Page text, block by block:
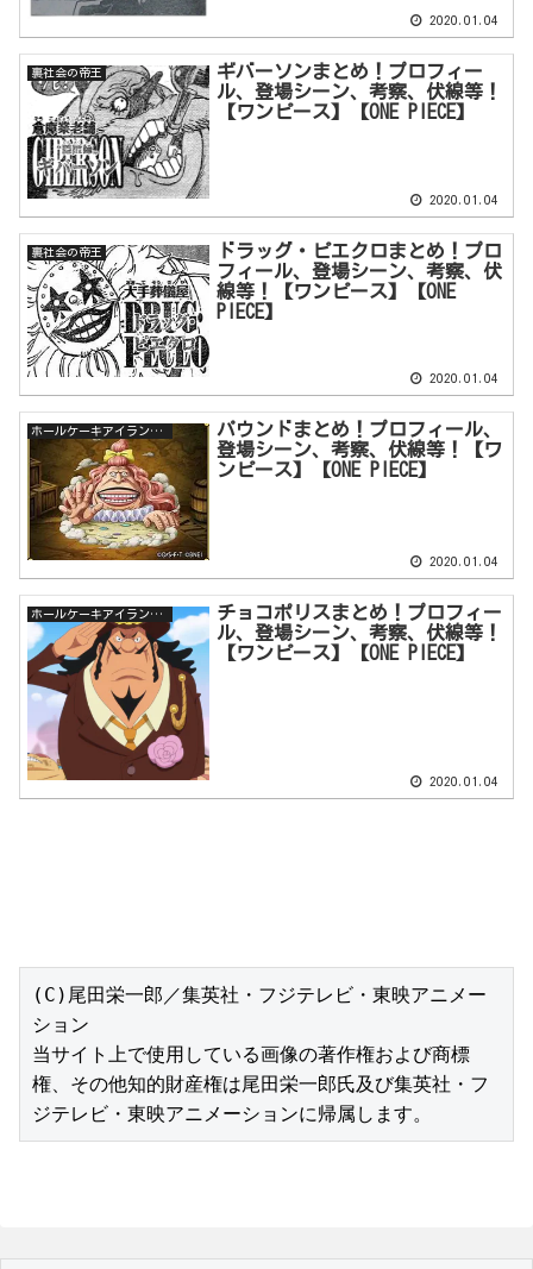
2020.01.04
裏社会の帝王
ギバーソンまとめ！プロフィー
ル、登場シーン、考察、伏線等！
【ワンピース】【ONE PIECE】
2020.01.04
裏社会の帝王
ドラッグ・ピエクロまとめ！プロ
フィール、登場シーン、考察、伏
線等！【ワンピース】【ONE
PIECE】
2020.01.04
ホールケーキアイランド編
パウンドまとめ！プロフィール、
登場シーン、考察、伏線等！【ワ
ンピース】【ONE PIECE】
2020.01.04
ホールケーキアイランド編
チョコポリスまとめ！プロフィー
ル、登場シーン、考察、伏線等！
【ワンピース】【ONE PIECE】
2020.01.04
(C)尾田栄一郎／集英社・フジテレビ・東映アニメー
ション
当サイト上で使用している画像の著作権および商標
権、その他知的財産権は尾田栄一郎氏及び集英社・フ
ジテレビ・東映アニメーションに帰属します。